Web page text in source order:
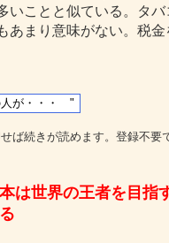
いことと似ている。タ
あまり意味がない。税
ば続きが読めます。登録不要
は世界の王者を目指